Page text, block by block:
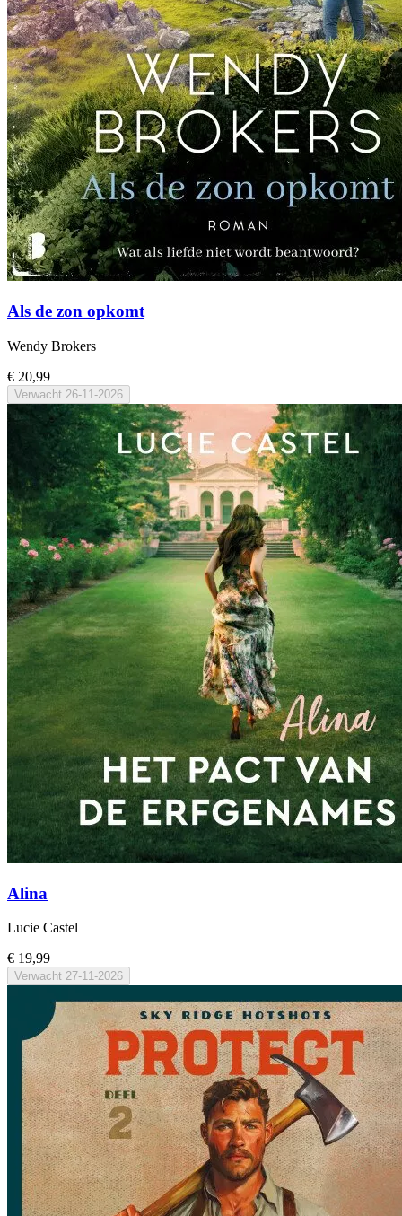
Als de zon opkomt
Wendy Brokers
€ 20,99
Verwacht 26-11-2026
Alina
Lucie Castel
€ 19,99
Verwacht 27-11-2026